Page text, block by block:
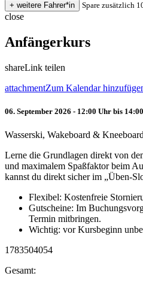
Spare zusätzlich
close
Anfängerkurs
shareLink teilen
attachmentZum Kalendar
06. September 2026 - 12:00 Uhr bis
Wasserski, Wakeboard &
Lerne die Grundlagen direkt von
und maximalem Spaßfaktor beim
kannst du direkt sicher im „Üben-
Flexibel: Kostenfreie
Gutscheine: Im
Termin mitbringen.
Wichtig: vor Kursbeginn
1783504054
Gesamt: